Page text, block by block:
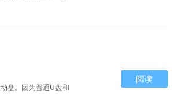
盘。因为普通U盘和
阅读